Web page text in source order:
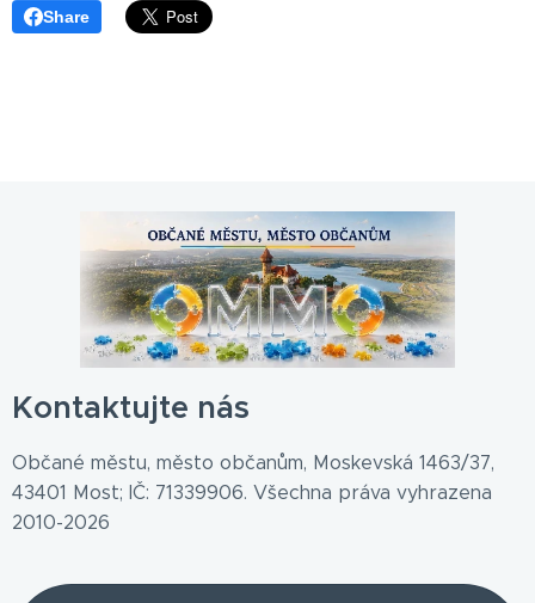
Share
Kontaktujte nás
Občané městu, město občanům, Moskevská 1463/37,
43401 Most; IČ: 71339906. Všechna práva vyhrazena
2010-2026